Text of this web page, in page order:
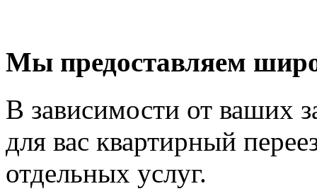
Мы предоставляем
В зависимости от ваших
для вас квартирный
отдельных услуг.